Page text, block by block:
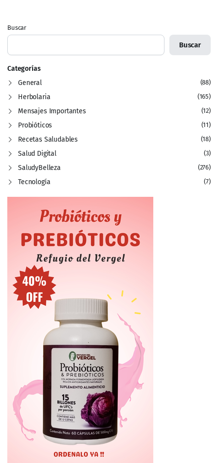
Buscar
Buscar
Categorías
General
(88)
Herbolaria (165)
Mensajes Importantes (12)
Probióticos (11)
Recetas Saludables (18)
Salud Digital (3)
SaludyBelleza (276)
Tecnología (7)